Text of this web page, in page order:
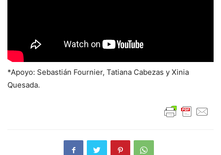
*Apoyo: Sebastián Fournier, Tatiana Cabezas y Xinia
Quesada.